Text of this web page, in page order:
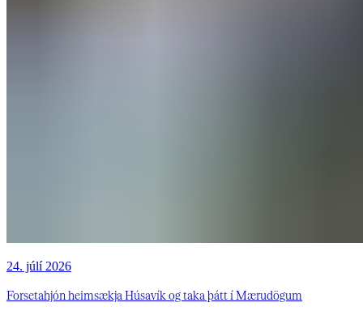
24. júlí 2026
Forsetahjón heimsækja Húsavík og taka þátt í Mærudögum